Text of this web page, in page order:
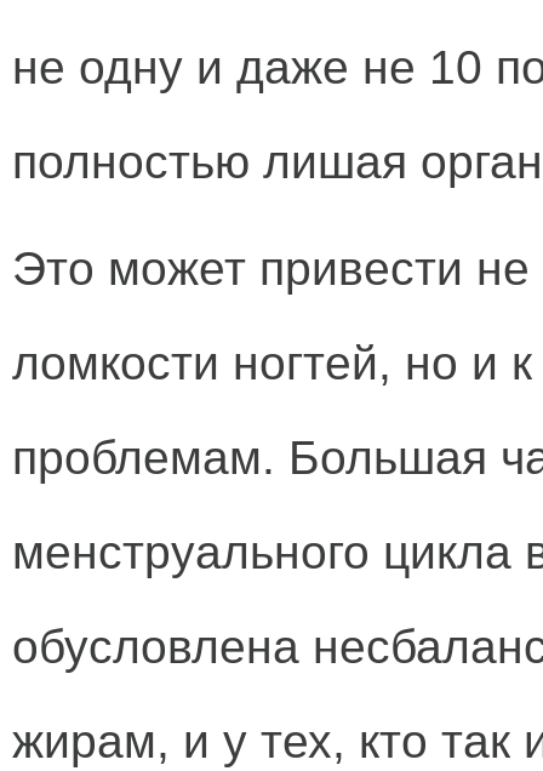
не одну и даже не 10
полностью лишая
Это может привести не
ломкости ногтей, но и
проблемам. Большая
менструального цикла
обусловлена
жирам, и у тех, кто так